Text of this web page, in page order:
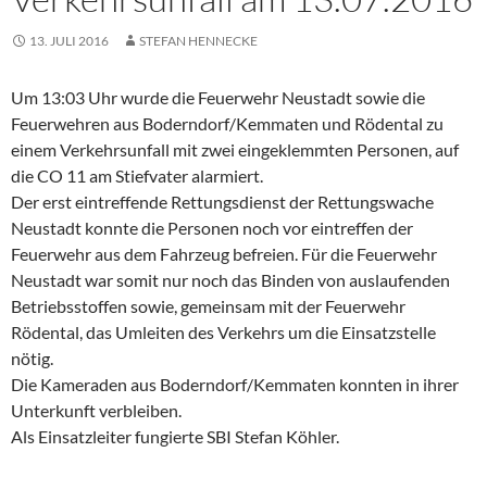
13. JULI 2016 STEFAN HENNECKE
Um 13:03 Uhr wurde die Feuerwehr Neustadt sowie die
Feuerwehren aus Boderndorf/Kemmaten und Rödental zu
einem Verkehrsunfall mit zwei eingeklemmten Personen, auf
die CO 11 am Stiefvater alarmiert.
Der erst eintreffende Rettungsdienst der Rettungswache
Neustadt konnte die Personen noch vor eintreffen der
Feuerwehr aus dem Fahrzeug befreien. Für die Feuerwehr
Neustadt war somit nur noch das Binden von auslaufenden
Betriebsstoffen sowie, gemeinsam mit der Feuerwehr
Rödental, das Umleiten des Verkehrs um die Einsatzstelle
nötig.
Die Kameraden aus Boderndorf/Kemmaten konnten in ihrer
Unterkunft verbleiben.
Als Einsatzleiter fungierte SBI Stefan Köhler.